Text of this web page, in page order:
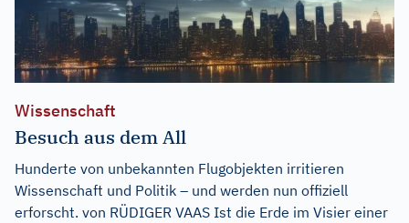
Wissenschaft
Besuch aus dem All
Hunderte von unbekannten Flugobjekten irritieren
Wissenschaft und Politik – und werden nun offiziell
erforscht. von RÜDIGER VAAS Ist die Erde im Visier einer